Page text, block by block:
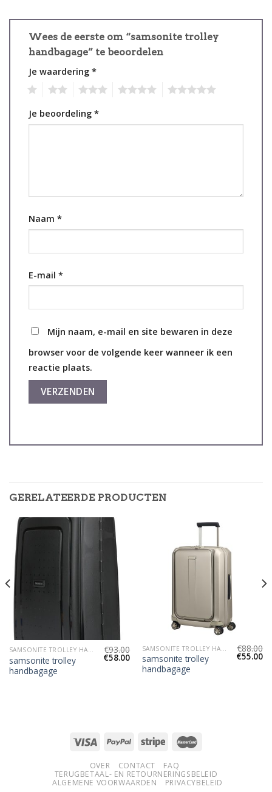
Wees de eerste om “samsonite trolley
handbagage” te beoordelen
Je waardering *
Je beoordeling *
Naam *
E-mail *
Mijn naam, e-mail en site bewaren in deze
browser voor de volgende keer wanneer ik een
reactie plaats.
GERELATEERDE PRODUCTEN
SAMSONITE TROLLEY HANDBAGAGE
samsonite trolley
handbagage
€93.00
€58.00
samsonite trolley
handbagage
€88.00
€55.00
OVER CONTACT
FAQ
TERUGBETAAL- EN RETOURNERINGSBELEID
ALGEMENE VOORWAARDEN
PRIVACYBELEID